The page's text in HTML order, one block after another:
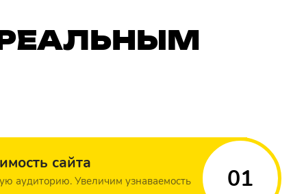
сайта
аудиторию. Увеличим узнаваемость
01